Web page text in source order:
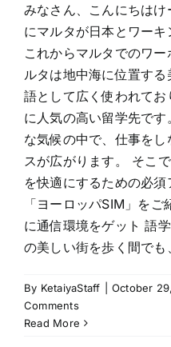
みなさん、こんにちは
にマルタが日本とワーキ
これからマルタでのワ
ルタは地中海に位置す
語として広く使われて
に人気の高い留学先で
な気候の中で、仕事を
スが広がります。 そこ
を快適にするための必
「ヨーロッパSIM」を
に通信環境をゲット 語
の美しい街を歩く間で
By KetaiyaStaff October
Comments
Read More